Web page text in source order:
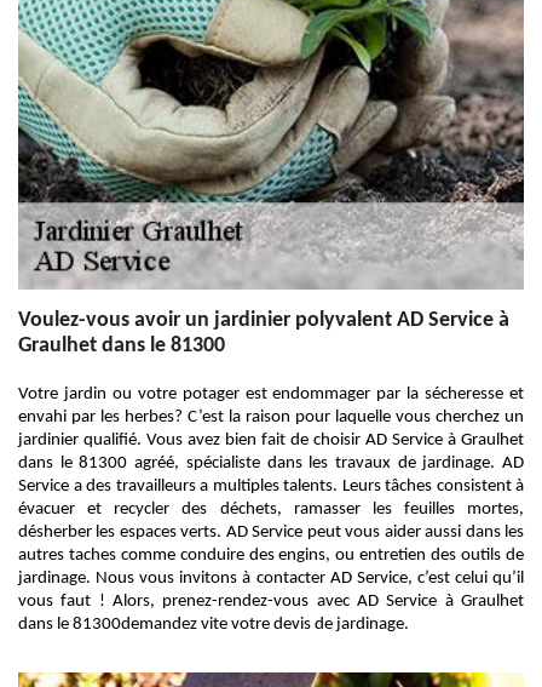
Voulez-vous avoir un jardinier polyvalent AD Service à
Graulhet dans le 81300
Votre jardin ou votre potager est endommager par la sécheresse et
envahi par les herbes? C’est la raison pour laquelle vous cherchez un
jardinier qualifié. Vous avez bien fait de choisir AD Service à Graulhet
dans le 81300 agréé, spécialiste dans les travaux de jardinage. AD
Service a des travailleurs a multiples talents. Leurs tâches consistent à
évacuer et recycler des déchets, ramasser les feuilles mortes,
désherber les espaces verts. AD Service peut vous aider aussi dans les
autres taches comme conduire des engins, ou entretien des outils de
jardinage. Nous vous invitons à contacter AD Service, c’est celui qu’il
vous faut ! Alors, prenez-rendez-vous avec AD Service à Graulhet
dans le 81300demandez vite votre devis de jardinage.